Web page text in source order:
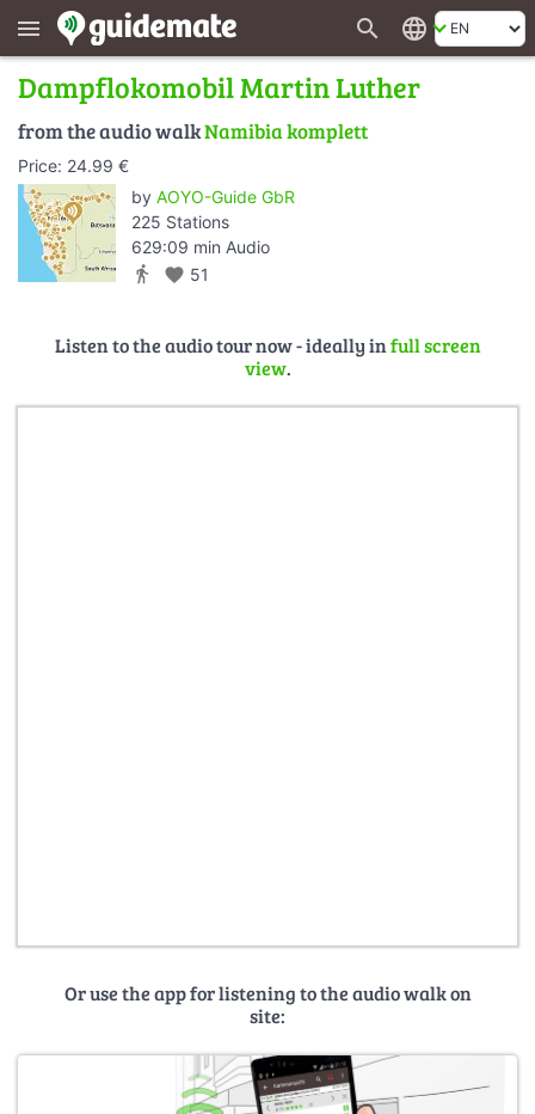
menu search language
Dampflokomobil Martin Luther
from the audio walkNamibia komplett
Price: 24.99 €
by AOYO-Guide GbR
225 Stations
629:09 min Audio
directions_walk favorite 51
Listen to the audio tour now - ideally infull screen
view.
Or use the app for listening to the audio walk on
site: